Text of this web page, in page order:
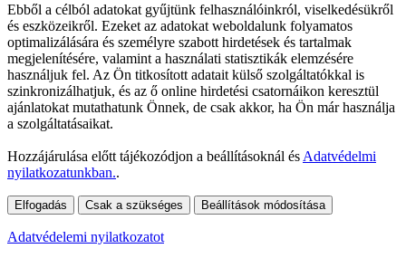
Ebből a célból adatokat gyűjtünk felhasználóinkról, viselkedésükről
és eszközeikről. Ezeket az adatokat weboldalunk folyamatos
optimalizálására és személyre szabott hirdetések és tartalmak
megjelenítésére, valamint a használati statisztikák elemzésére
használjuk fel. Az Ön titkosított adatait külső szolgáltatókkal is
szinkronizálhatjuk, és az ő online hirdetési csatornáikon keresztül
ajánlatokat mutathatunk Önnek, de csak akkor, ha Ön már használja
a szolgáltatásaikat.
Hozzájárulása előtt tájékozódjon a beállításoknál és Adatvédelmi
nyilatkozatunkban..
Elfogadás Csak a szükséges Beállítások módosítása
Adatvédelemi nyilatkozatot